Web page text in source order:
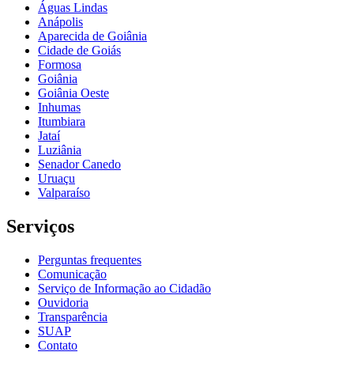
Águas Lindas
Anápolis
Aparecida de Goiânia
Cidade de Goiás
Formosa
Goiânia
Goiânia Oeste
Inhumas
Itumbiara
Jataí
Luziânia
Senador Canedo
Uruaçu
Valparaíso
Serviços
Perguntas frequentes
Comunicação
Serviço de Informação ao Cidadão
Ouvidoria
Transparência
SUAP
Contato